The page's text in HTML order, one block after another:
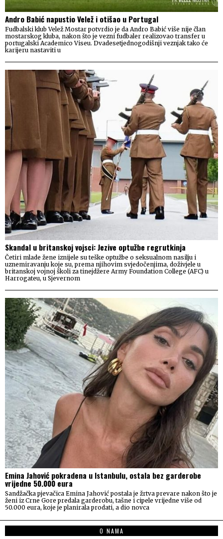
Andro Babić napustio Velež i otišao u Portugal
Fudbalski klub Velež Mostar potvrdio je da Andro Babić više nije član
mostarskog kluba, nakon što je vezni fudbaler realizovao transfer u
portugalski Academico Viseu. Dvadesetjednogodišnji veznjak tako će
karijeru nastaviti u
Skandal u britanskoj vojsci: Jezive optužbe regrutkinja
Četiri mlade žene iznijele su teške optužbe o seksualnom nasilju i
uznemiravanju koje su, prema njihovim svjedočenjima, doživjele u
britanskoj vojnoj školi za tinejdžere Army Foundation College (AFC) u
Harrogateu, u Sjevernom
Emina Jahović pokradena u Istanbulu, ostala bez garderobe
vrijedne 50.000 eura
Sandžačka pjevačica Emina Jahović postala je žrtva prevare nakon što je
ženi iz Crne Gore predala garderobu, tašne i cipele vrijedne više od
50.000 eura, koje je planirala prodati, a dio novca
O NAMA